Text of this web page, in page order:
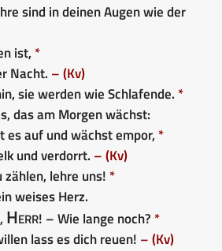
sind in deinen Augen wie der
ist, *
Nacht. – (Kv)
sie werden wie Schlafende. *
das am Morgen wächst:
es auf und wächst empor, *
und verdorrt. – (Kv)
zählen, lehre uns! *
weises Herz.
Herr! – Wie lange noch? *
lass es dich reuen! – (Kv)